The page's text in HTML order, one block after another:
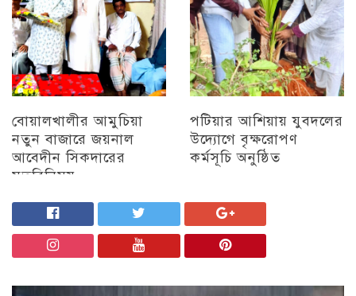
বোয়ালখালীর আমুচিয়া
নতুন বাজারে জয়নাল
আবেদীন সিকদারের
মতবিনিময়
চট্টগ্রাম
পটিয়ার আশিয়ায় যুবদলের
উদ্যোগে বৃক্ষরোপণ
কর্মসূচি অনুষ্ঠিত